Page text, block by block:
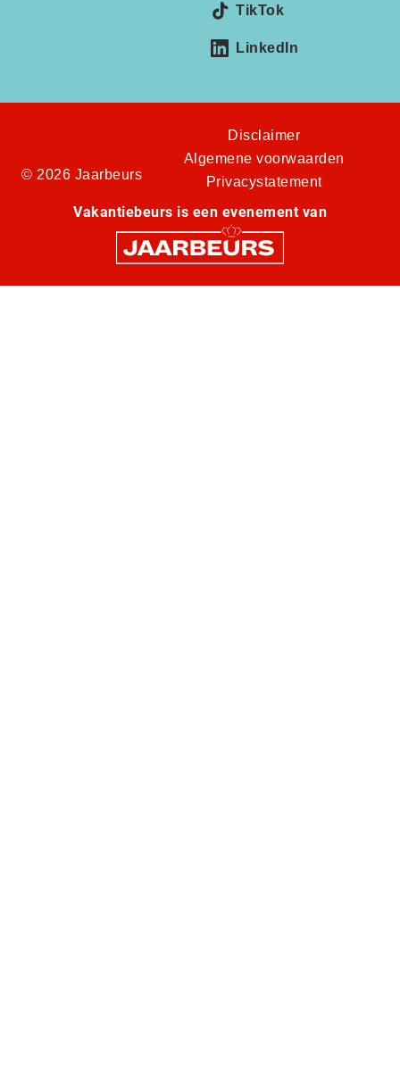
TikTok
LinkedIn
© 2026 Jaarbeurs
Disclaimer
Algemene voorwaarden
Privacystatement
Vakantiebeurs is een evenement van